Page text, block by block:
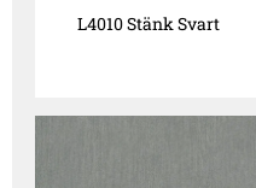
L4010 Stänk Svart